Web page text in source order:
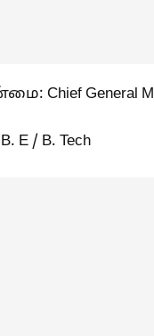
Chief General
E / B. Tech